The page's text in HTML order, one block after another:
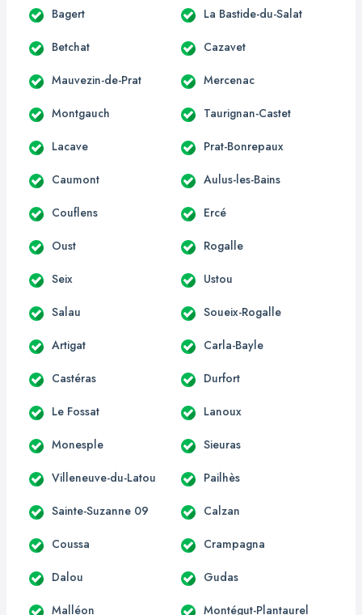
Bagert La Bastide-du-Salat
Betchat Cazavet
Mauvezin-de-Prat Mercenac
Montgauch Taurignan-Castet
Lacave Prat-Bonrepaux
Caumont Aulus-les-Bains
Couflens Ercé
Oust Rogalle
Seix Ustou
Salau Soueix-Rogalle
Artigat Carla-Bayle
Castéras Durfort
Le Fossat Lanoux
Monesple Sieuras
Villeneuve-du-Latou Pailhès
Sainte-Suzanne 09 Calzan
Coussa Crampagna
Dalou Gudas
Malléon Montégut-Plantaurel